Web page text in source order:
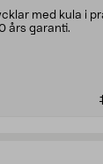
med kula i
års garanti.